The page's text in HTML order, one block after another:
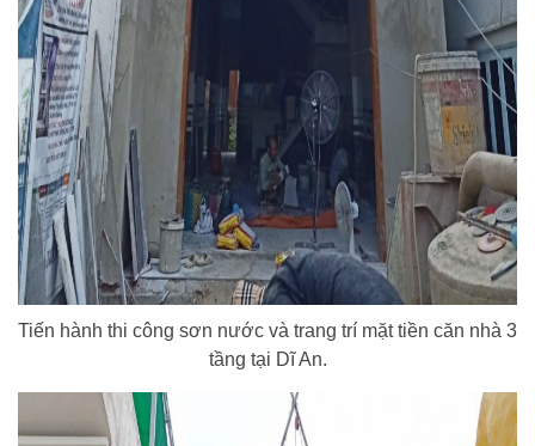
Tiến hành thi công sơn nước và trang trí mặt tiền căn nhà 3
tầng tại Dĩ An.